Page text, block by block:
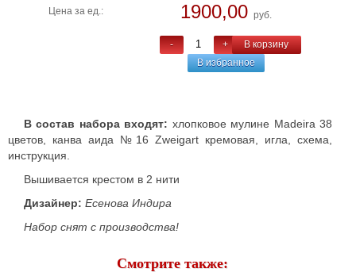
Цена за ед.: 1900,00 руб.
- +
В корзину
В избранное
В состав набора входят: хлопковое мулине Madeira 38
цветов, канва аида №16 Zweigart кремовая, игла, схема,
инструкция.
Вышивается крестом в 2 нити
Дизайнер: Есенова Индира
Набор снят с производства!
Смотрите также: